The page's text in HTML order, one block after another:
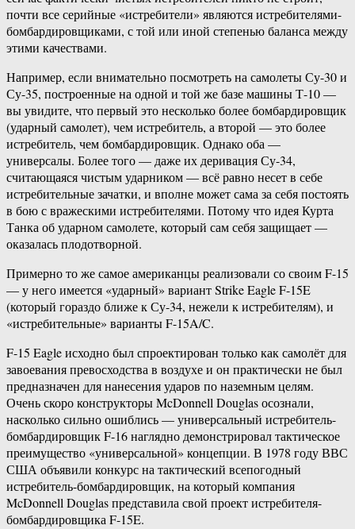
почти все серийные «истребители» являются истребителями-
бомбардировщиками, с той или иной степенью баланса между
этими качествами.
Например, если внимательно посмотреть на самолеты Су-30 и
Су-35, построенные на одной и той же базе машины Т-10 —
вы увидите, что первый это несколько более бомбардировщик
(ударный самолет), чем истребитель, а второй — это более
истребитель, чем бомбардировщик. Однако оба —
универсалы. Более того — даже их деривация Су-34,
считающаяся чистым ударником — всё равно несет в себе
истребительные зачатки, и вполне может сама за себя постоять
в бою с вражескими истребителями. Потому что идея Курта
Танка об ударном самолете, который сам себя защищает —
оказалась плодотворной.
Примерно то же самое американцы реализовали со своим F-15
— у него имеется «ударный» вариант Strike Eagle F-15E
(который гораздо ближе к Су-34, нежели к истребителям), и
«истребительные» варианты F-15A/C.
F-15 Eagle исходно был спроектирован только как самолёт для
завоевания превосходства в воздухе и он практически не был
предназначен для нанесения ударов по наземным целям.
Очень скоро конструкторы McDonnell Douglas осознали,
насколько сильно ошиблись — универсальный истребитель-
бомбардировщик F-16 наглядно демонстрировал тактическое
преимущество «универсальной» концепции. В 1978 году ВВС
США объявили конкурс на тактический всепогодный
истребитель-бомбардировщик, на который компания
McDonnell Douglas представила свой проект истребителя-
бомбардировщика F-15E.